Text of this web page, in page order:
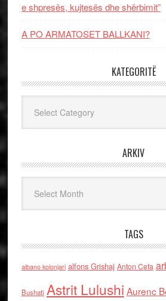
e shpresës, kujtesës dhe shërbimit”
A PO ARMATOSET BALLKANI?
KATEGORITË
ARKIV
TAGS
albano kolonjari alfons Grishaj Anton Cefa
Bushati Astrit Lulushi Aurenc